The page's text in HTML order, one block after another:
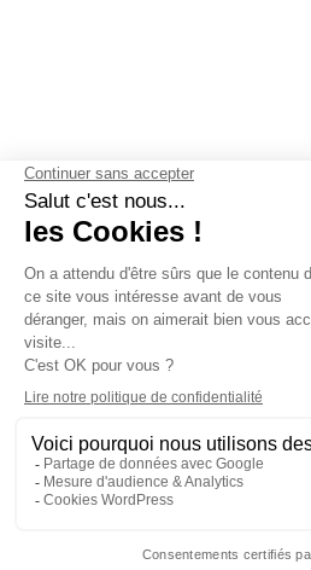
Contactez-nous-Mentions
confidentialité-Gestion des cookies